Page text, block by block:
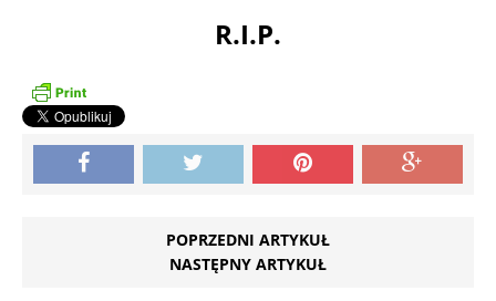
R.I.P.
POPRZEDNI ARTYKUŁ
NASTĘPNY ARTYKUŁ